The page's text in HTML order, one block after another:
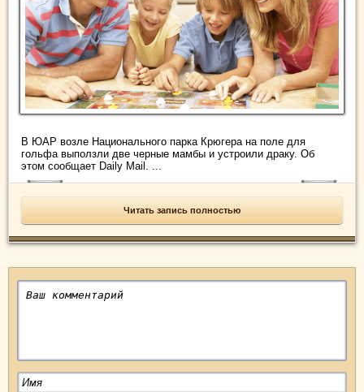
В ЮАР возле Национального парка Крюгера на поле для
гольфа выползли две черные мамбы и устроили драку. Об
этом сообщает Daily Mail. ...
Читать запись полностью